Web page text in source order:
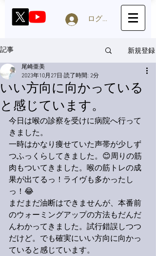
ログイン
記事 新規登録
いい方向に向かっている
と感じています。
尾崎亜美
2023年10月27日 読了時間: 2分
今日は喉の診察を受けに病院へ行って
きました。
一時はかなり痩せていた声帯が少しず
つふっくらしてきました。😊周りの筋
肉もついてきました。喉の筋トレの成
果が出てるっ！ライヴも多かったし
っ！😂
まだまだ油断はできませんが、本番前
のウォーミングアップの方法もだんだ
んわかってきました。試行錯誤しつつ
だけど。でも確実にいい方向に向かっ
ていると感じています。